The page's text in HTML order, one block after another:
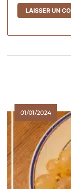
01/01/2024